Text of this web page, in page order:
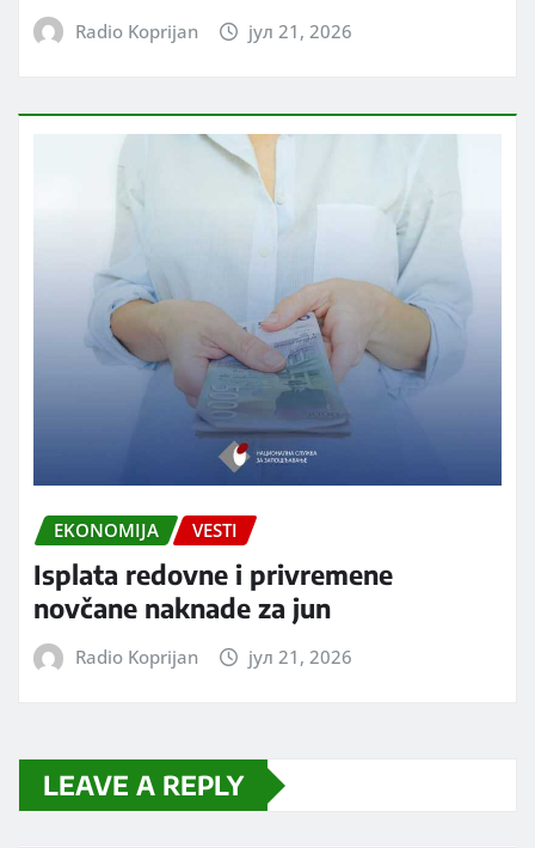
Radio Koprijan јул 21, 2026
EKONOMIJA VESTI
Isplata redovne i privremene
novčane naknade za jun
Radio Koprijan јул 21, 2026
LEAVE A REPLY